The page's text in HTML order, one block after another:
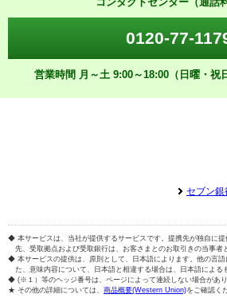
0120-77-
営業時間 月～土 9:00～18:00（日曜・祝
セブン銀
◆ 本サービスは、当社が提供するサービスです。提携先が独自に
先、受取拠点および受取銀行は、お客さまとのお取引きの当事者
◆ 本サービスの提供は、原則として、日本語によります。他の言語
た、意味内容について、日本語と相違する場合は、日本語による
◆ (※１）等のヘッジ番号は、ページによって連続しない場合があり
★ その他の詳細については、 商品概要(Western Union)をご確認く